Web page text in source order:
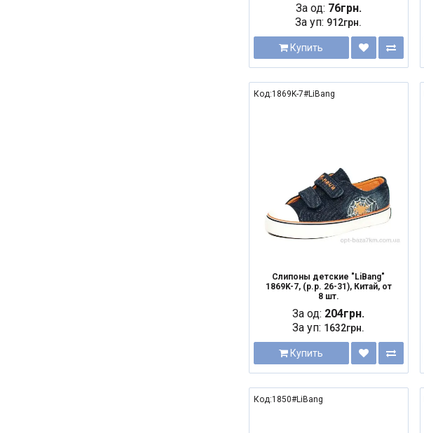
За од: 76грн.
За уп: 912грн.
Купить
Код:1869K-7#LiBang
Слипоны детские "LiBang"
1869K-7, (р.р. 26-31), Китай, от
8 шт.
За од: 204грн.
За уп: 1632грн.
Купить
Код:1850#LiBang